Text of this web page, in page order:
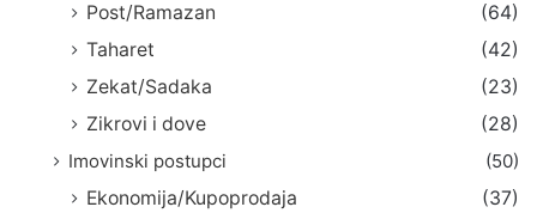
Post/Ramazan
(64)
Taharet
(42)
Zekat/Sadaka
(23)
Zikrovi i dove
(28)
Imovinski postupci
(50)
Ekonomija/Kupoprodaja
(37)